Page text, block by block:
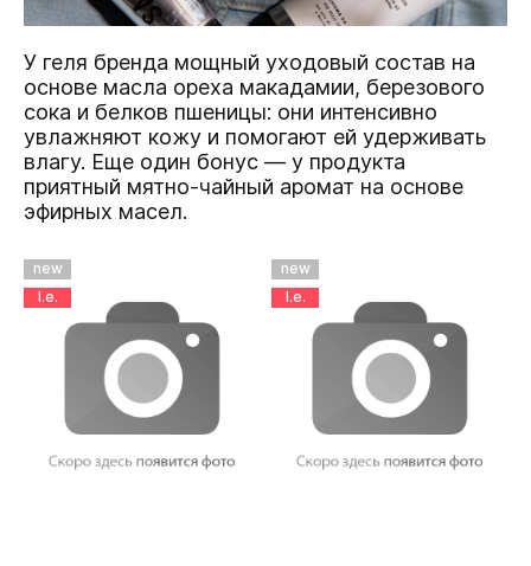
У геля бренда мощный уходовый состав на
основе масла ореха макадамии, березового
сока и белков пшеницы: они интенсивно
увлажняют кожу и помогают ей удерживать
влагу. Еще один бонус — у продукта
приятный мятно-чайный аромат на основе
эфирных масел.
new
l.e.
new
l.e.